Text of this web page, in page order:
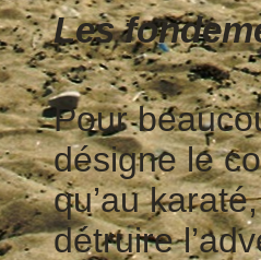
Les
Pour
désigne le
qu’au
détruire